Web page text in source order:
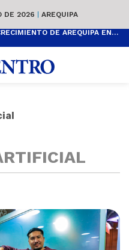
DE 2026 | AREQUIPA
FUJIMORI DEBERÁ CONVERTIR EL CRECIMIENTO DE AREQUIPA EN BIENESTAR SOCIAL